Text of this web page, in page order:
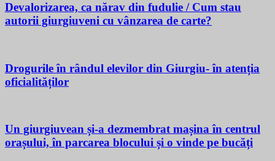
Devalorizarea, ca nărav din fudulie / Cum stau
autorii giurgiuveni cu vânzarea de carte?
Drogurile în rândul elevilor din Giurgiu- în atenția
oficialităților
Un giurgiuvean și-a dezmembrat mașina în centrul
orașului, în parcarea blocului și o vinde pe bucăți